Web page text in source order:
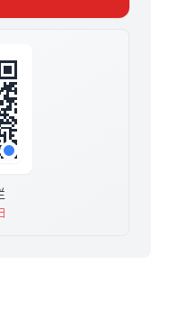
，右上角点击分享可